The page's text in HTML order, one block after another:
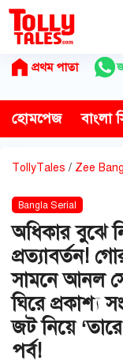
Skip
content
প্রথম পাতা
হোমপেজ বাংলা
TollyTales / Zee
Bangla Serial
অধিকার বুঝে
প্রত্যাবর্তন!
সামনে আনল
ঘিরে প্রকাশ্য
জট নিয়ে
পর্ব!